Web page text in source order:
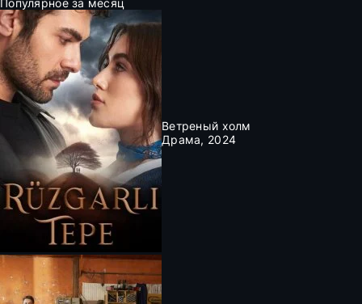
Популярное за месяц
Ветреный холм
Драма, 2024